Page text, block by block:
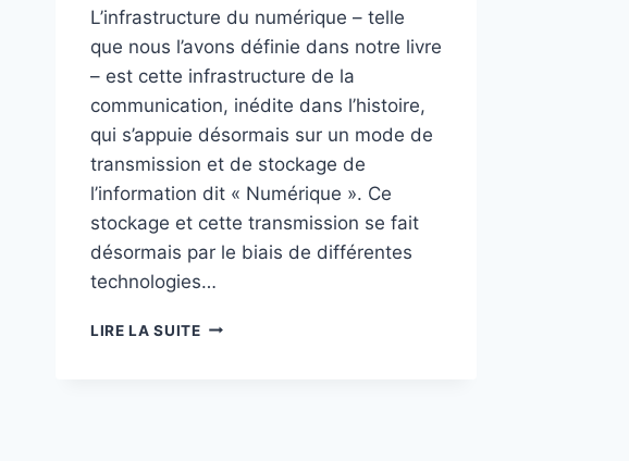
L’infrastructure du numérique – telle
que nous l’avons définie dans notre livre
– est cette infrastructure de la
communication, inédite dans l’histoire,
qui s’appuie désormais sur un mode de
transmission et de stockage de
l’information dit « Numérique ». Ce
stockage et cette transmission se fait
désormais par le biais de différentes
technologies…
LIRE LA SUITEREFLEXION